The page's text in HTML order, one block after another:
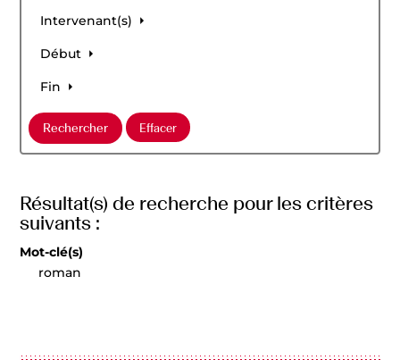
Intervenant(s)
Début
Fin
Résultat(s) de recherche pour les critères
suivants :
Mot-clé(s)
roman